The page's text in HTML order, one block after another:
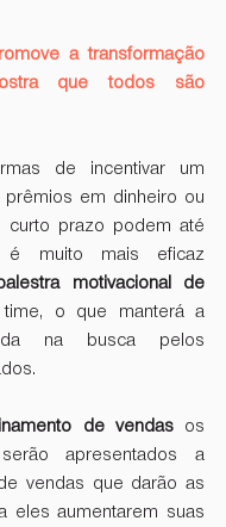
a transformação
que todos são
de incentivar um
prêmios em dinheiro ou
curto prazo podem até
é muito mais eficaz
motivacional de
o que manterá a
na busca pelos
de vendas os
apresentados a
vendas que darão as
eles aumentarem suas